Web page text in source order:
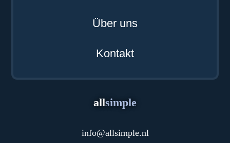
Über uns
Kontakt
allsimple
info@allsimple.nl